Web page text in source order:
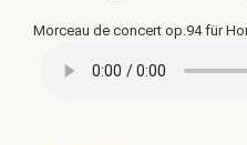
Morceau de concert op.94 für